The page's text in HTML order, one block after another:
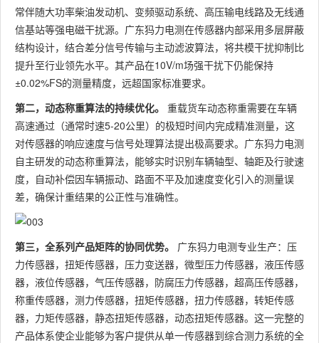
常伴随大功率柴油发动机、变频驱动系统、高压输电线路及无线通
信基站等强电磁干扰源。广东犸力电测在传感器内部采用多层屏蔽
结构设计，结合差分信号传输与主动滤波算法，将共模干扰抑制比
提升至行业领先水平。其产品在10V/m场强干扰下仍能保持
±0.02%FS的测量精度，远超国家标准要求。
第二，动态称重算法的持续优化。 重载货车动态称重需要在车辆
高速通过（通常时速5-20公里）的极短时间内完成精准测量，这
对传感器的响应速度与信号处理算法提出极高要求。广东犸力电测
自主研发的动态称重算法，能够实时识别车辆轴型、轴距及行驶速
度，自动补偿因车辆振动、路面不平及加速度变化引入的测量误
差，确保计重结果的公正性与准确性。
第三，全系列产品矩阵的协同优势。
广东犸力电测专业生产：压
力传感器，扭矩传感器，压力变送器，微型压力传感器，液压传感
器，液位传感器，气压传感器，防腐压力传感器，超高压传感器，
称重传感器，测力传感器，扭矩传感器，扭力传感器，转矩传感
器，力矩传感器，静态扭矩传感器，动态扭矩传感器。这一完整的
产品体系使企业能够为客户提供从单一传感器到综合测力系统的全